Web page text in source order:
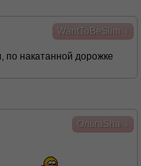
WantToBeSlim
по накатанной дорожке
ОльгаSha